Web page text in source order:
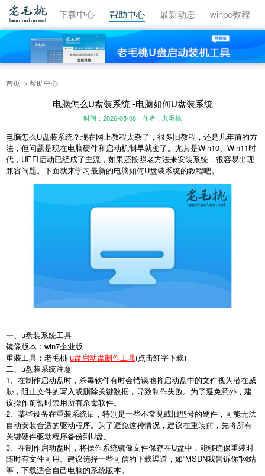
视频教程 下载中心 帮助中心 最新动态 winpe教程
首页 帮助中心
电脑怎么U盘装系统 -电脑如何U盘装系统
时间：2026-05-08 作者：老毛桃
电脑怎么U盘装系统？现在网上教程太杂了，很多旧教程，还是几年前的方
法，但问题是现在电脑硬件和启动机制早就变了。尤其是Win10、Win11时
代，UEFI启动已经成了主流，如果还按照老方法来安装系统，很容易出现
兼容问题。下面就来学习最新的电脑如何U盘装系统的教程吧。
一、u盘装系统工具
镜像版本：win7企业版
重装工具：老毛桃 u盘启动盘制作工具(点击红字下载)
二、u盘装系统注意
1、在制作启动盘时，杀毒软件有时会错误地将启动盘中的文件视为潜在威
胁，阻止文件的写入或删除关键数据，导致制作失败。为了避免意外，建
议操作前暂时禁用所有杀毒软件。
2、某些设备在重装系统后，特别是一些不常见或旧型号的硬件，可能无法
自动安装合适的驱动程序。为了避免这种情况，建议在重装前，先将所有
关键硬件驱动程序备份到U盘。
3、在制作启动盘时，将操作系统镜像文件保存在U盘中，能够确保重装时
随时有文件可用。建议选择一些可信的下载渠道，如“MSDN我告诉你”网站
等，下载适合自己电脑的系统版本。